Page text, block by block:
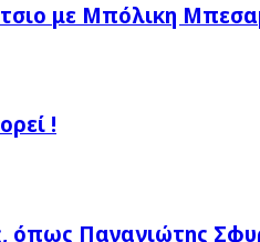
με Μπόλικη
!
όπως Παναγιώτης